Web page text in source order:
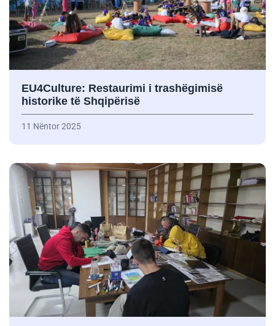
EU4Culture: Restaurimi i trashëgimisë
historike të Shqipërisë
11 Nëntor 2025